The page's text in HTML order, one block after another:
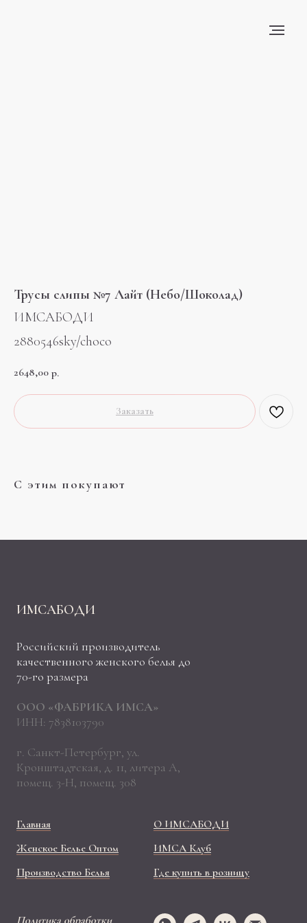
Трусы слипы №7 Лайт (Небо/Шоколад)
ИМСАБОДИ
2880546sky/choco
2648,00 р.
Заказать
С этим покупают
ИМСАБОДИ
Российский производитель
качественного женского белья до
70-го размера
ООО «ФАБРИКА ИМСА»
ИНН: 7838103790
г. Санкт-Петербург, ул.
Кронштадтская, д. 11, литера А,
помещ. 3-Н, помещ. 308
Главная
Женское Белье Оптом
Производство Белья
О ИМСАБОДИ
ИМСА Клуб
Где купить в розницу
Политика обработки